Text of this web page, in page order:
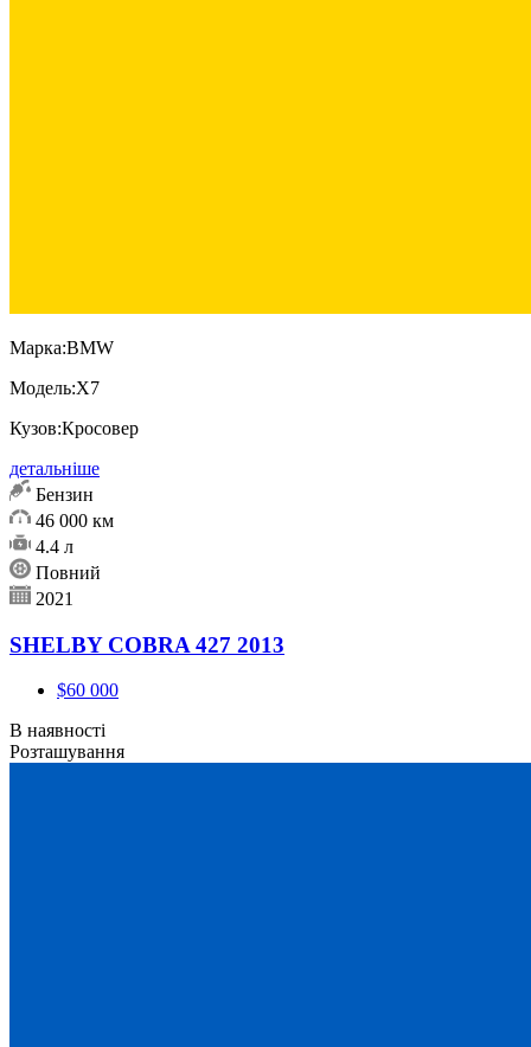
Марка:BMW
Модель:X7
Кузов:Кросовер
детальніше
Бензин
46 000 км
4.4 л
Повний
2021
SHELBY COBRA 427 2013
$60 000
В наявності
Розташування